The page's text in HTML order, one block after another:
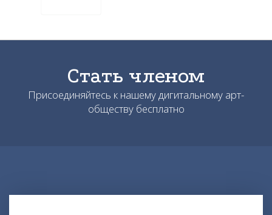
Стать членом
Присоединяйтесь к нашему дигитальному арт-
обществу бесплатно